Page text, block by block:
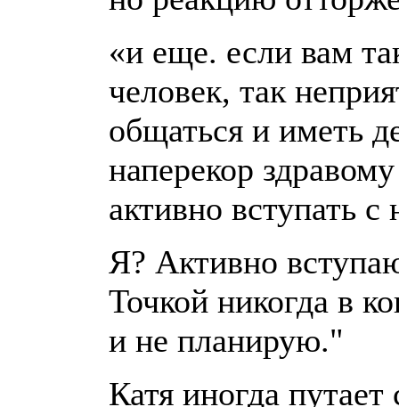
«и еще. если вам
человек, так
общаться и иметь
наперекор
активно вступать с
Я? Активно
Точкой никогда в
и не планирую."
Катя иногда